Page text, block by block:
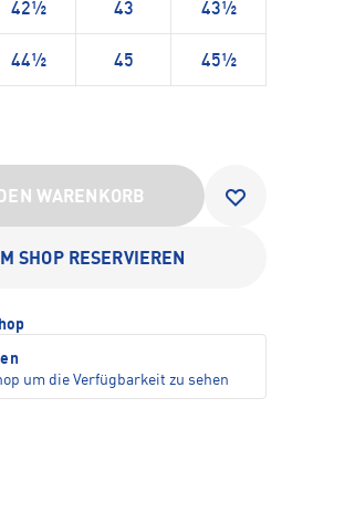
42½ 43 43½
44½ 45 45½
WARENKORB
IM SHOP RESERVIEREN
um die Verfügbarkeit zu sehen